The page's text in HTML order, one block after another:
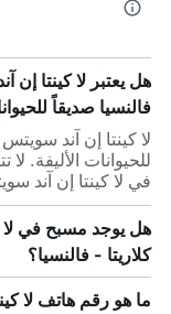
هل يعتبر لا كينتا إن
فالنسيا صديقاً
لا كينتا إن آند
للحيوانات الأليفة.
في لا كينتا إن آند
هل يوجد مسبح في لا
كلاريتا - فالنسيا؟
ما هو رقم هاتف لا